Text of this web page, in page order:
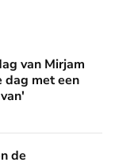
Bouwman eruit?
van Mirjam
dag met een
‘Zelfs als
de